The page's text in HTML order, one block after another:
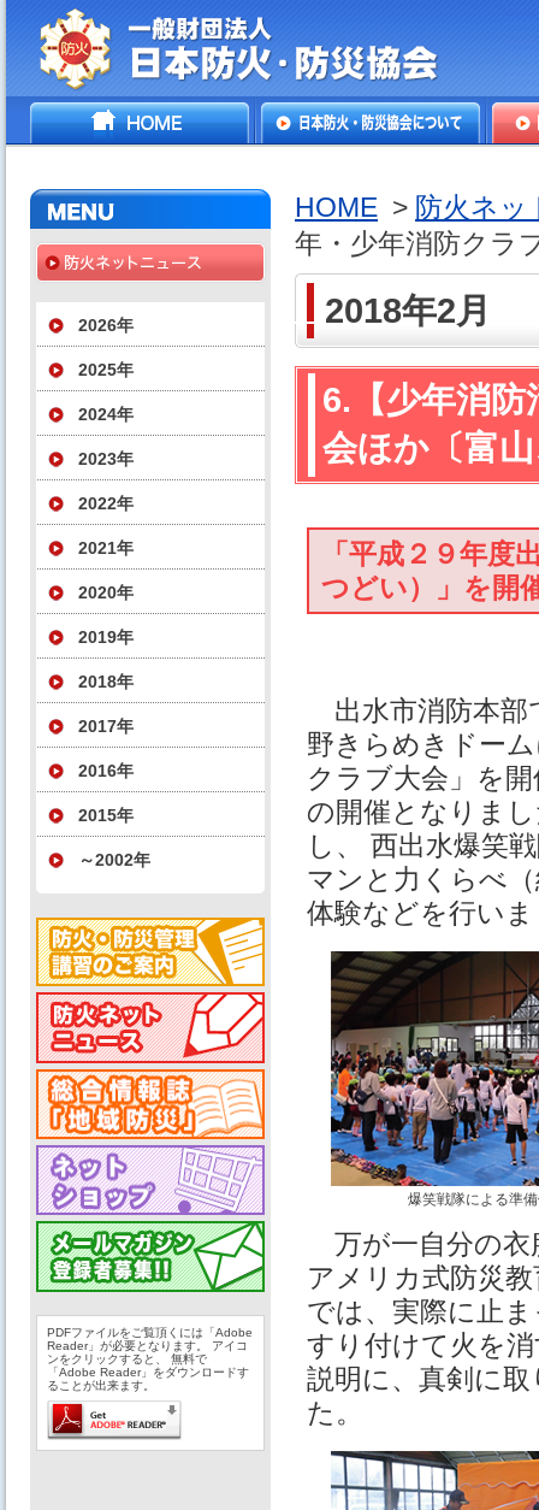
一般財団法人日本防火・防
HOME
2026年
2025年
2024年
2023年
2022年
2021年
2020年
2019年
2018年
2017年
2016年
2015年
～2002年
PDFファイルをご覧頂くには「Adobe
Reader」が必要となります。 アイコ
ンをクリックすると、 無料で
「Adobe Reader」をダウンロードす
ることが出来ます。
HOME > 防火ネッ
年・少年消防クラ
2018年2月
6.【少年消
会ほか〔富
「平成２９年度
つどい）」を開
出水市消防本部
野きらめきドー
クラブ大会」を
の開催となりま
し、 西出水爆笑
マンと力くらべ
体験などを行い
爆笑戦隊による準
万が一自分の衣
アメリカ式防災
では、実際に止
すり付けて火を
説明に、真剣に
た。